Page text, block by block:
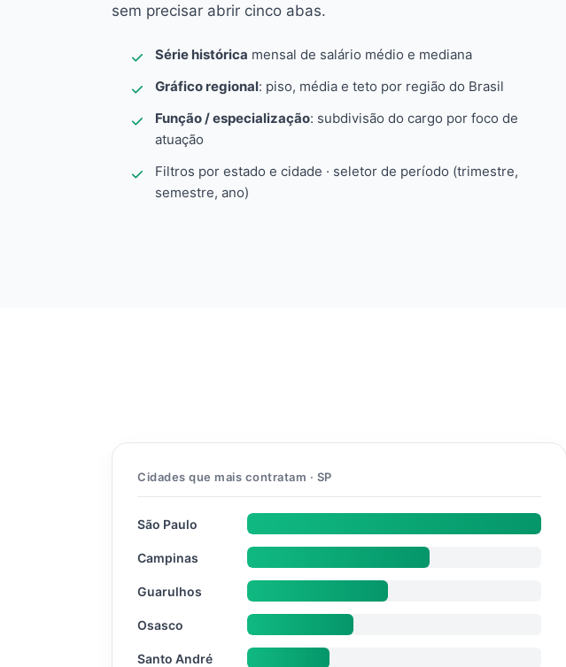
sem precisar abrir cinco abas.
Série histórica mensal de salário médio e mediana
Gráfico regional: piso, média e teto por região do Brasil
Função / especialização: subdivisão do cargo por foco de
atuação
Filtros por estado e cidade · seletor de período (trimestre,
semestre, ano)
Cidades que mais contratam · SP
São Paulo
Campinas
Guarulhos
Osasco
Santo André